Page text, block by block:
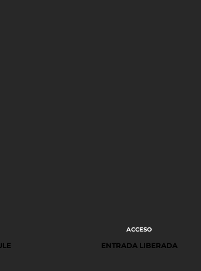
ACCESO
ENTRADA LIBERADA